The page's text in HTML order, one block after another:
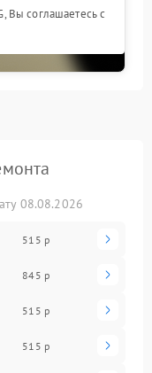
Вы соглашаетесь с
08.08.2026
515 р
845 р
515 р
515 р